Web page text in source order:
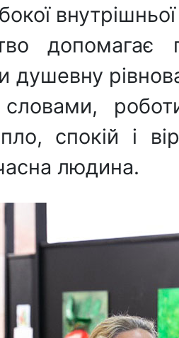
допомагає
душевну
спокій і
людина.